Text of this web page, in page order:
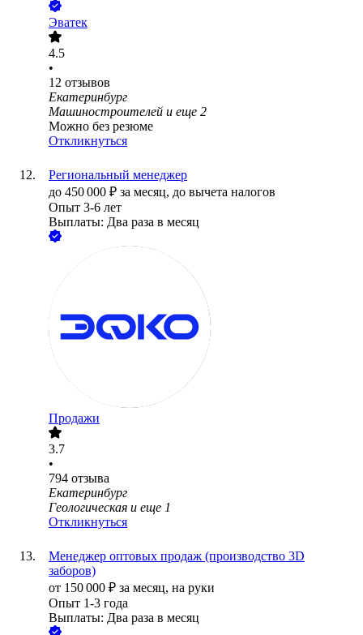
Эватек
4.5
•
12 отзывов
Екатеринбург
Машиностроителей и еще 2
Можно без резюме
Откликнуться
Региональный менеджер
до 450 000 ₽ за месяц, до вычета налогов
Опыт 3-6 лет
Выплаты: Два раза в месяц
Продажи
3.7
•
794 отзыва
Екатеринбург
Геологическая и еще 1
Откликнуться
Менеджер оптовых продаж (производство 3D
заборов)
от 150 000 ₽ за месяц, на руки
Опыт 1-3 года
Выплаты: Два раза в месяц